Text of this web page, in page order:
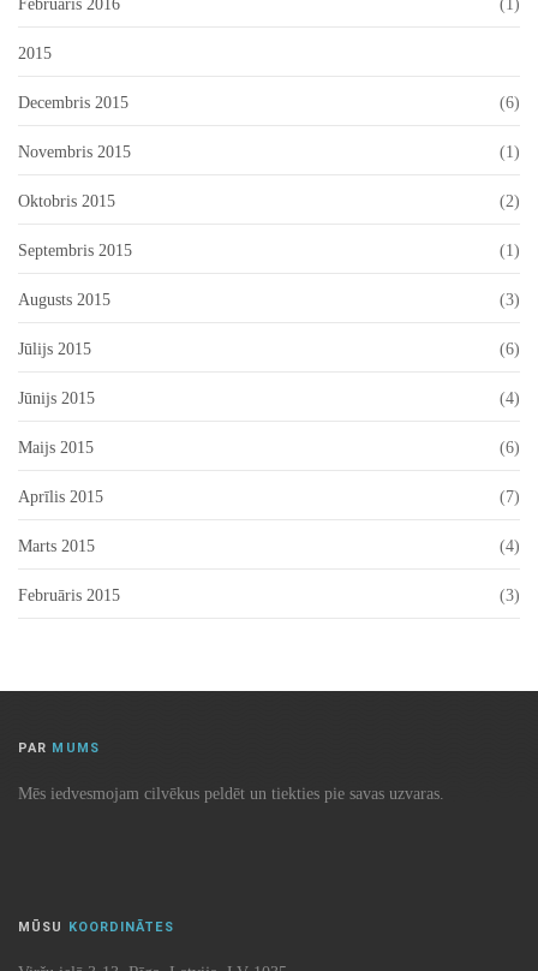
Februāris 2016 (1)
2015
Decembris 2015 (6)
Novembris 2015 (1)
Oktobris 2015 (2)
Septembris 2015 (1)
Augusts 2015 (3)
Jūlijs 2015 (6)
Jūnijs 2015 (4)
Maijs 2015 (6)
Aprīlis 2015 (7)
Marts 2015 (4)
Februāris 2015 (3)
PAR MUMS
Mēs iedvesmojam cilvēkus peldēt un tiekties pie savas uzvaras.
MŪSU KOORDINĀTES